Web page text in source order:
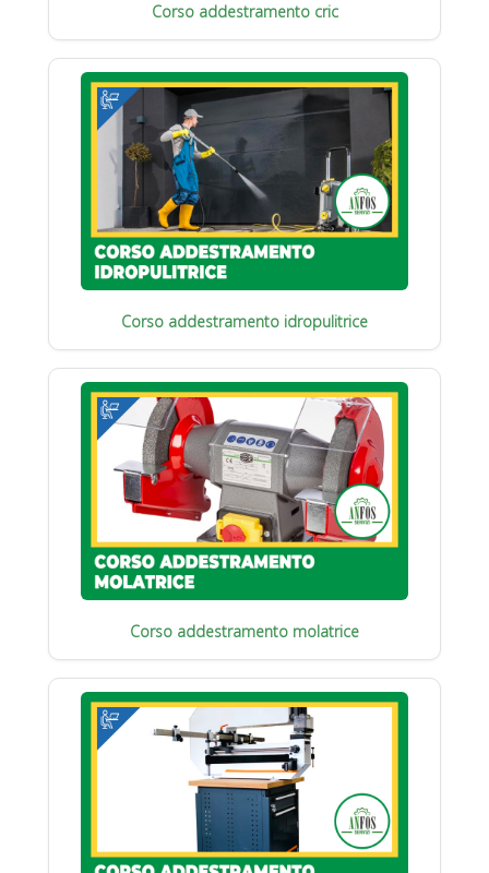
Corso addestramento cric
Corso addestramento idropulitrice
Corso addestramento molatrice